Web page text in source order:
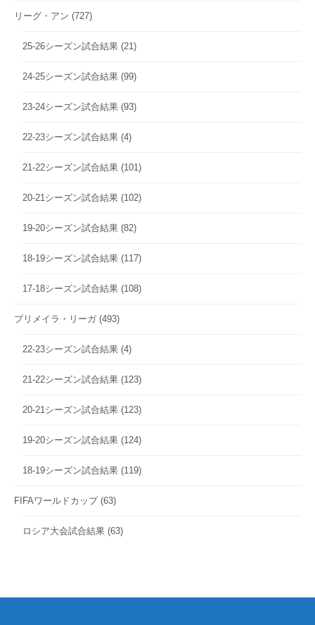
リーグ・アン (727)
25-26シーズン試合結果 (21)
24-25シーズン試合結果 (99)
23-24シーズン試合結果 (93)
22-23シーズン試合結果 (4)
21-22シーズン試合結果 (101)
20-21シーズン試合結果 (102)
19-20シーズン試合結果 (82)
18-19シーズン試合結果 (117)
17-18シーズン試合結果 (108)
プリメイラ・リーガ (493)
22-23シーズン試合結果 (4)
21-22シーズン試合結果 (123)
20-21シーズン試合結果 (123)
19-20シーズン試合結果 (124)
18-19シーズン試合結果 (119)
FIFAワールドカップ(63)
ロシア大会試合結果 (63)